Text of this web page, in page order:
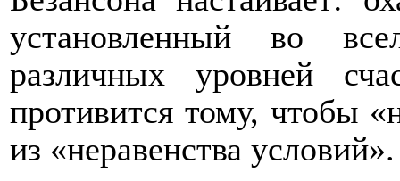
установленный во
различных уровней
противится тому, чтобы
из «неравенства условий».